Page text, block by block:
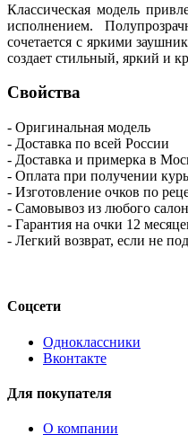
Классическая модель
исполнением.
сочетается с яркими
создает стильный, яркий и
Свойства
- Оригинальная модель
- Доставка по всей России
- Доставка и примерка в
- Оплата при получении
- Изготовление очков по
- Самовывоз из любого
- Гарантия на очки 12
- Легкий возврат, если не
Соцсети
Одноклассники
Вконтакте
Для покупателя
О компании